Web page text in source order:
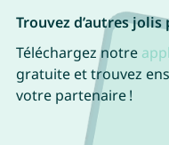
Trouvez d’autres jolis
Téléchargez notre
gratuite et trouvez
votre partenaire !